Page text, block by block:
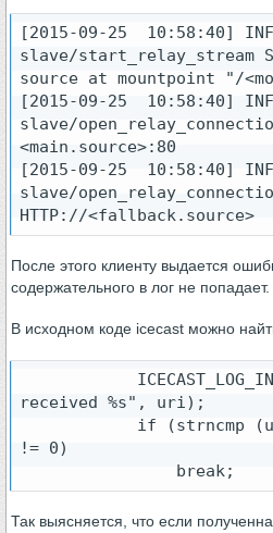
[2015-09-25  10:58:40]
slave/start_relay_stream
source at mountpoint "/
[2015-09-25  10:58:40]
slave/
<main.source>:80
[2015-09-25  10:58:40]
slave/
После этого клиенту выдается
содержательного в лог не
В исходном коде icecast можно
received %s", uri);
!= 0)
Так выясняется, что если